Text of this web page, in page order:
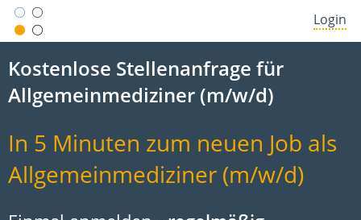
Login
Kostenlose Stellenanfrage für
Allgemeinmediziner (m/w/d)
In 5 Minuten zum neuen Job als
Allgemeinmediziner (m/w/d)